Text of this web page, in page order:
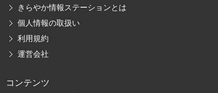
きらやか情報ステーションとは
個人情報の取扱い
利用規約
運営会社
コンテンツ